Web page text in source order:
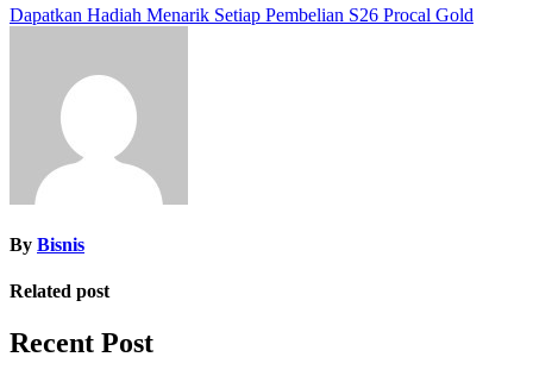
Post
Dapatkan Hadiah Menarik Setiap Pembelian S26 Procal Gold
By Bisnis
Related post
Recent Post